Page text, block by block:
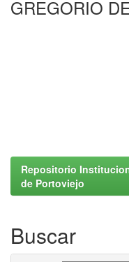
GREGORIO
Repositorio
de Portoviejo
Buscar